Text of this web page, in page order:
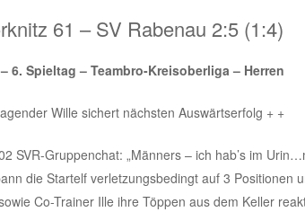
61 – SV Rabenau 2:5 (1:4)
6. Spieltag – Teambro-Kreisoberliga – Herren
Wille sichert nächsten Auswärtserfolg + +
SVR-Gruppenchat: „Männers – ich hab’s im
die Startelf verletzungsbedingt auf 3 Positionen
Co-Trainer Ille ihre Töppen aus dem Keller